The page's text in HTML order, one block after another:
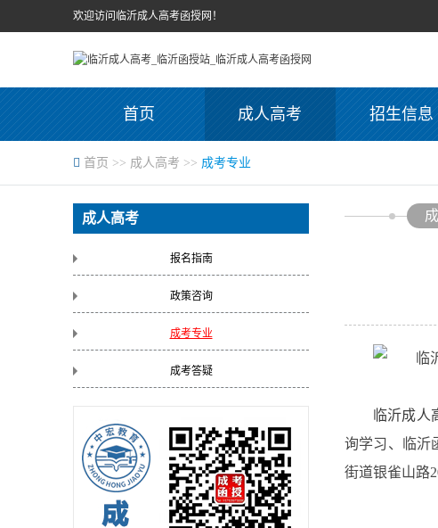
欢迎访问临沂成人高考函授网！
首页 成人高考 招生信息
首页 >> 成人高考 >> 成考专业
成人高考
报名指南
政策咨询
成考专业
成考答疑
临沂成人
询学习、临沂
街道银雀山路